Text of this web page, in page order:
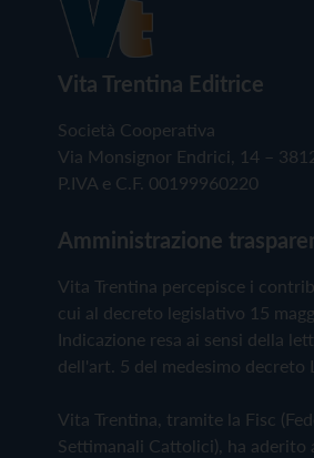
Vita Trentina Editrice
Società Cooperativa
Via Monsignor Endrici, 14 –
P.IVA e C.F. 00199960220
Amministrazione
Vita Trentina percepisce i
cui al decreto legislativo 15
Indicazione resa ai sensi della
dell'art. 5 del medesimo decreto
Vita Trentina, tramite la Fisc
Settimanali Cattolici), ha aderito